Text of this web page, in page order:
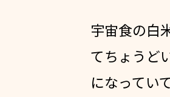
宇宙食の白
てちょうど
になってい